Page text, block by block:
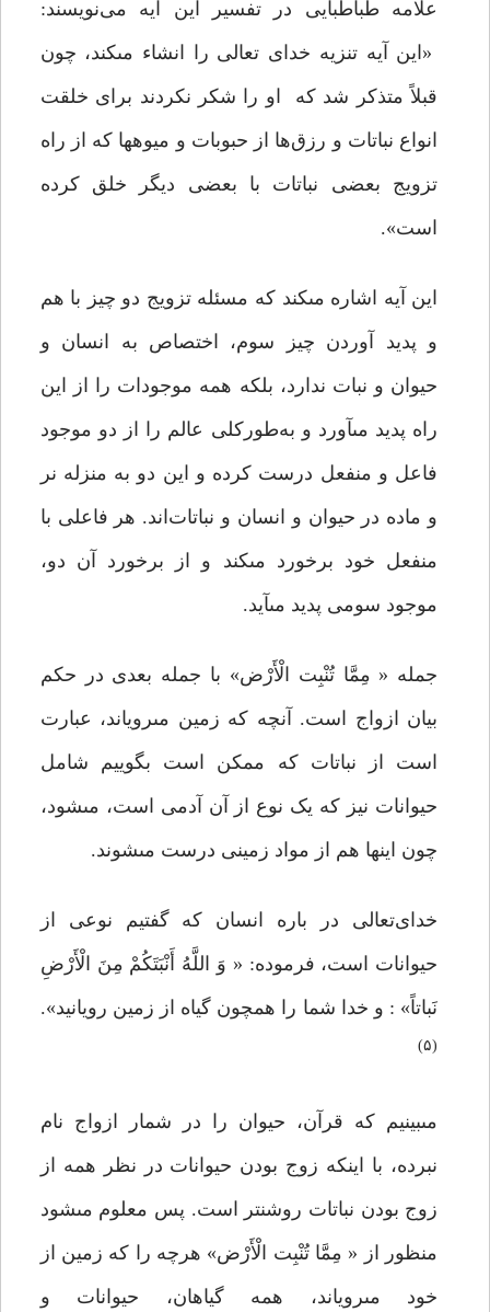
علّامه طباطبایی در تفسیر این آیه می‌نویسند:
«این آیه تنزیه خداى تعالى را انشاء مى‏کند، چون
قبلاً متذکر شد که او را شکر نکردند برای خلقت
انواع نباتات و رزق‌ها از حبوبات و میوه‏ها که از راه
تزویج بعضى نباتات با بعضى دیگر خلق کرده
است».
این آیه اشاره مى‏کند که مسئله تزویج دو چیز با هم
و پدید آوردن چیز سوم، اختصاص به انسان و
حیوان و نبات ندارد، بلکه همه موجودات را از این
راه پدید مى‏آورد و به‌طورکلى عالم را از دو موجود
فاعل و منفعل درست کرده و این دو به منزله نر
و ماده در حیوان و انسان و نباتات‌اند. هر فاعلى با
منفعل خود برخورد مى‏کند و از برخورد آن دو،
موجود سومی پدید مى‏آید.
جمله « مِمَّا تُنْبِت الْأَرْض» با جمله بعدی‌ در حکم
بیان ازواج است. آنچه که زمین مى‏رویاند، عبارت
است از نباتات که ممکن است بگوییم شامل
حیوانات نیز که یک نوع از آن آدمى است، مى‏شود،
چون اینها هم از مواد زمینى درست مى‏شوند.
خداى‌تعالى در باره انسان‌ که گفتیم نوعى از
حیوانات است، فرموده: « وَ اللَّهُ أَنْبَتَکُمْ مِنَ الْأَرْضِ
نَباتاً» : و خدا شما را همچون گیاه از زمین رویانید».
(۵)
مى‏بینیم که قرآن، حیوان را در شمار ازواج نام
نبرده، با اینکه زوج بودن حیوانات در نظر همه از
زوج بودن نباتات روشن‏تر است. پس معلوم مى‏شود
منظور از « مِمَّا تُنْبِت الْأَرْض» هرچه را که زمین از
خود مى‏رویاند، همه گیاهان، حیوانات و